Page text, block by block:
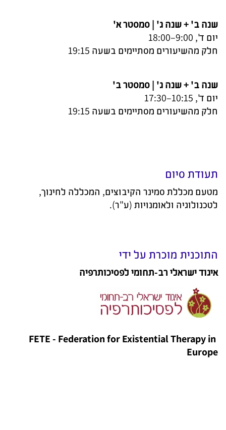
שנה ב' + שנה ג' | סמסטר א'
יום ד', 9:00–18:00
חלק מהשיעורים מסתיימים בשעה 19:15
שנה ב' + שנה ג' | סמסטר ב'
יום ד', 10:15–17:30
חלק מהשיעורים מסתיימים בשעה 19:15
תעודת סיום
מטעם מכללת סמינר הקיבוצים, המכללה לחינוך,
לטכנולוגיה ולאומנויות (ע"ר).
התוכנית מוכרת על ידי
איגוד ישראלי רב-תחומי לפסיכותרפיה
FETE - Federation for Existential Therapy in
Europe